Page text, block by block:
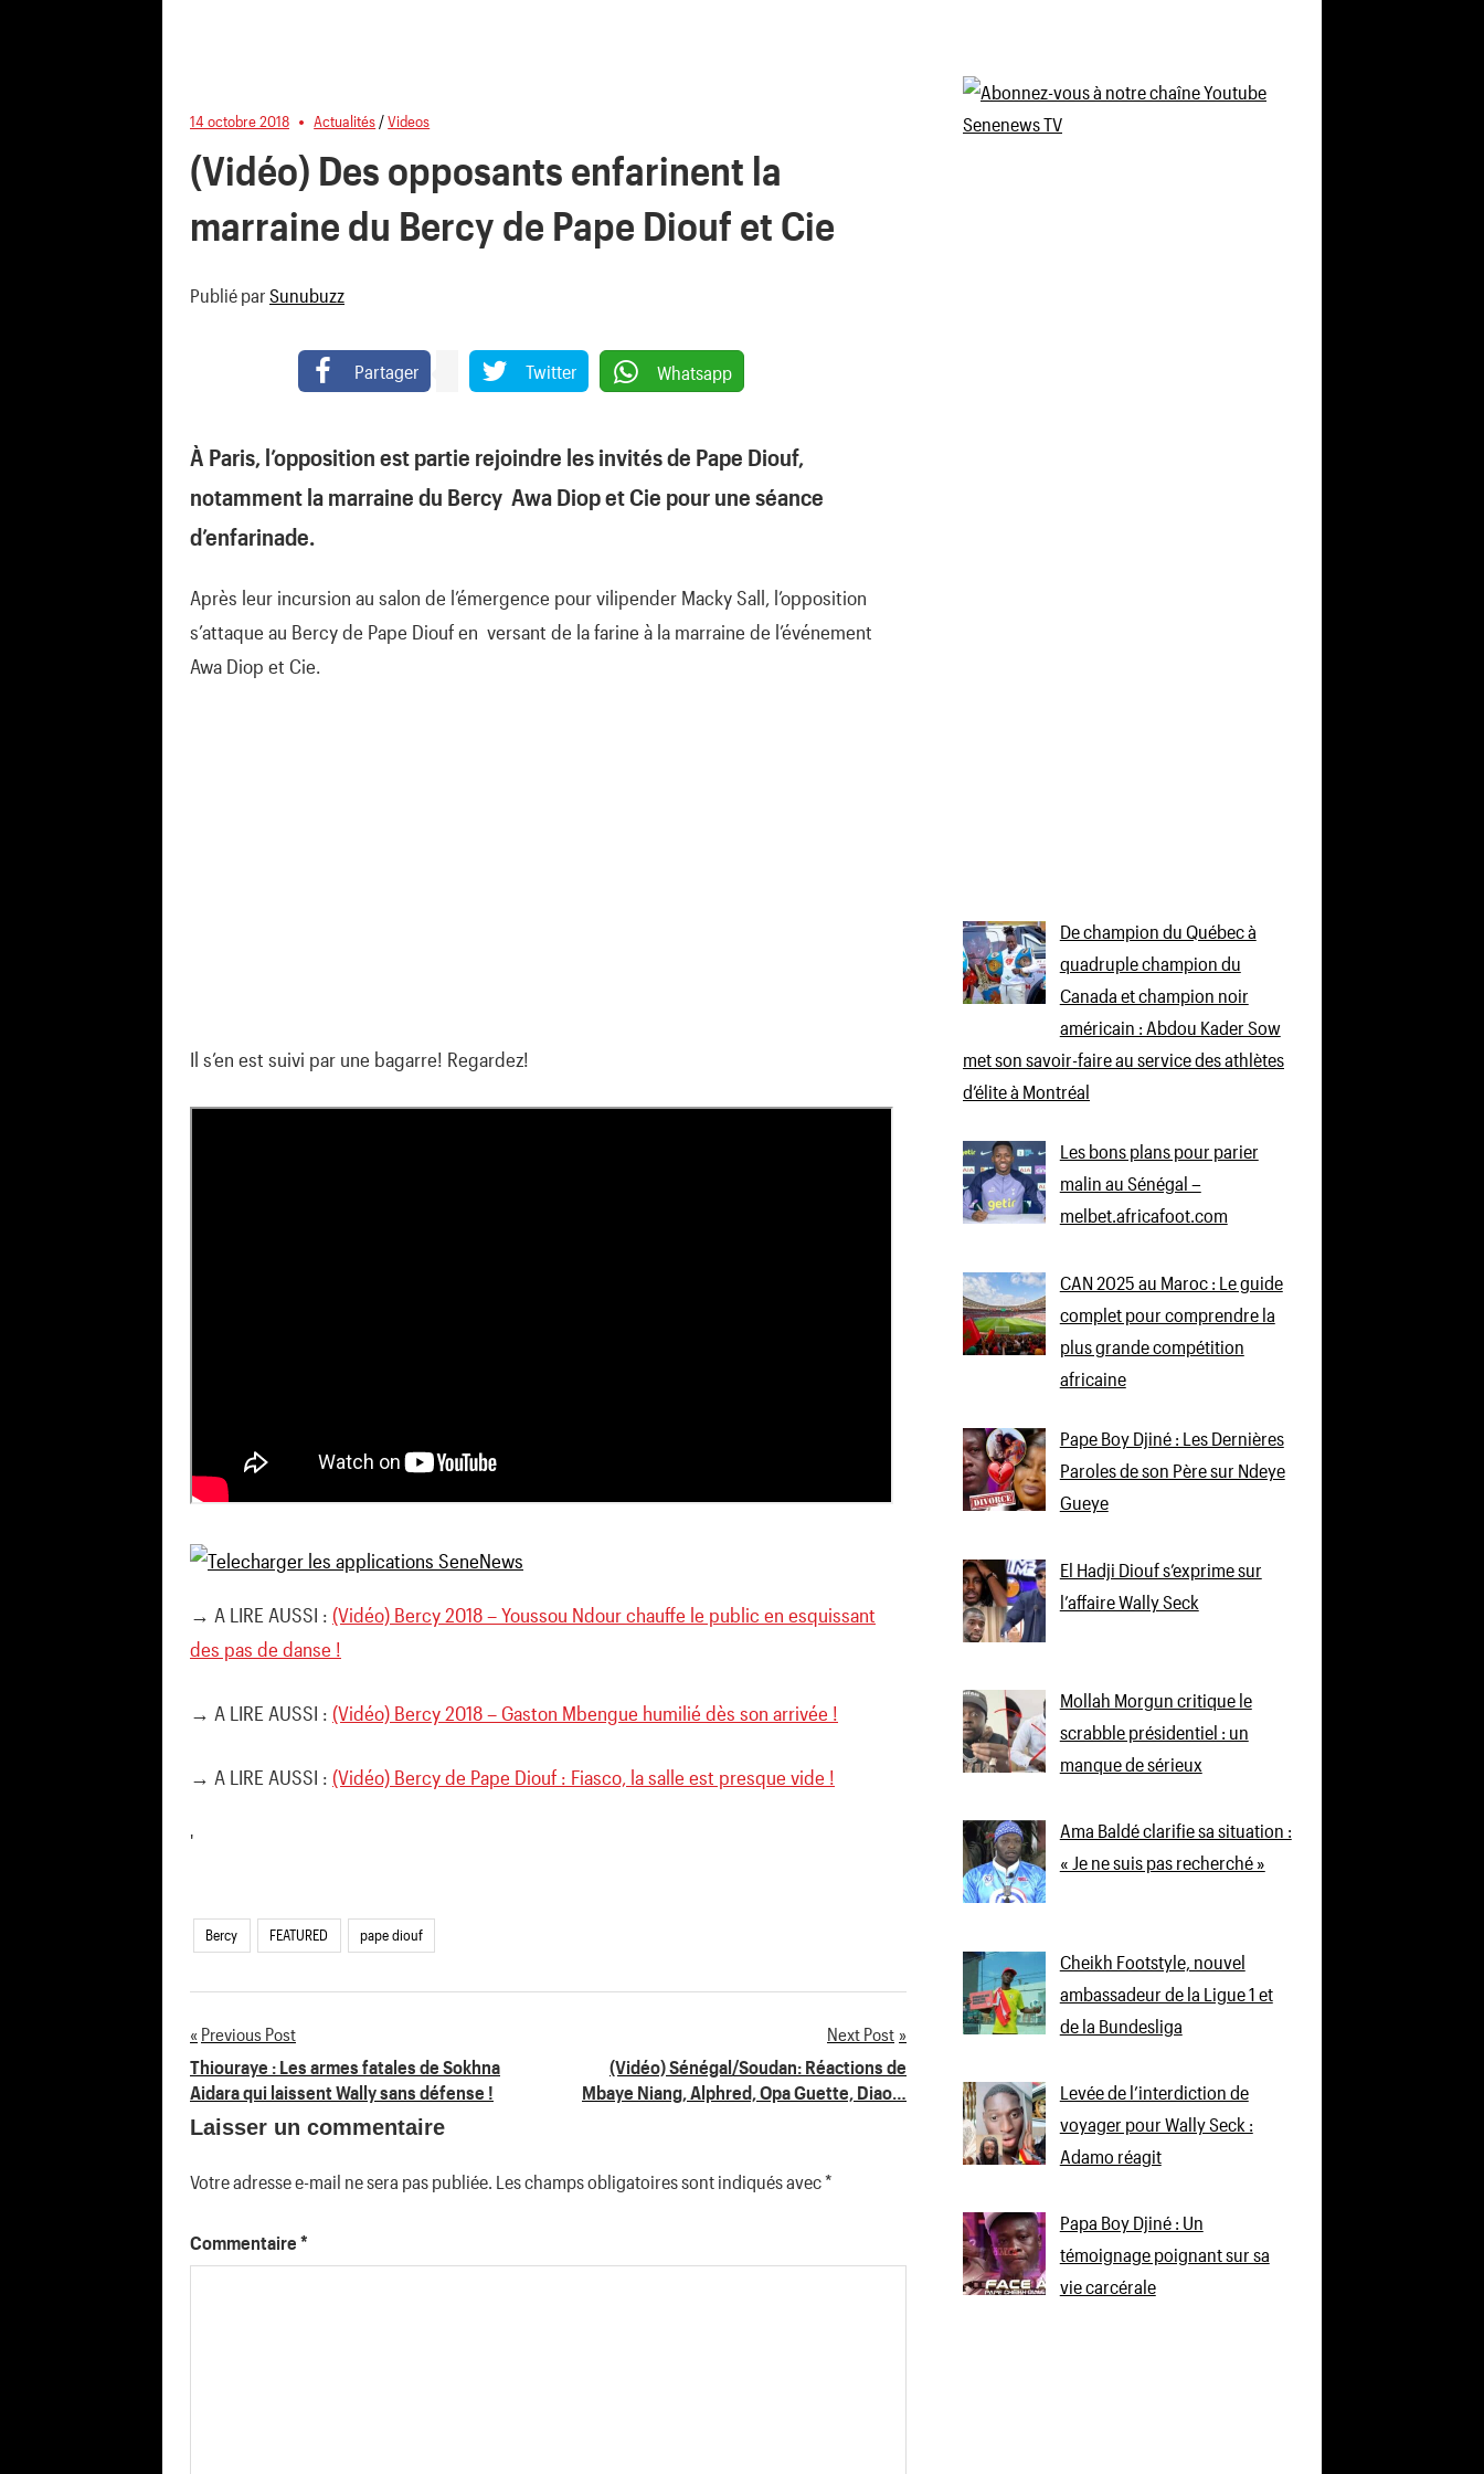
14 octobre 2018 Actualités /Videos
(Vidéo) Des opposants enfarinent la
marraine du Bercy de Pape Diouf et Cie
Publié par Sunubuzz
Partager Twitter Whatsapp
À Paris, l’opposition est partie rejoindre les invités de Pape Diouf,
notamment la marraine du Bercy Awa Diop et Cie pour une séance
d’enfarinade.
Après leur incursion au salon de l’émergence pour vilipender Macky Sall, l’opposition
s’attaque au Bercy de Pape Diouf en versant de la farine à la marraine de l’événement
Awa Diop et Cie.
Il s’en est suivi par une bagarre! Regardez!
→ A LIRE AUSSI : (Vidéo) Bercy 2018 – Youssou Ndour chauffe le public en esquissant
des pas de danse !
→ A LIRE AUSSI : (Vidéo) Bercy 2018 – Gaston Mbengue humilié dès son arrivée !
→ A LIRE AUSSI : (Vidéo) Bercy de Pape Diouf : Fiasco, la salle est presque vide !
'
Bercy FEATURED pape diouf
Navigation
de
Previous Post
Thiouraye : Les armes fatales de Sokhna
Aidara qui laissent Wally sans défense !
Next Post
(Vidéo) Sénégal/Soudan: Réactions de
Mbaye Niang, Alphred, Opa Guette, Diao…
Laisser un commentaire
Votre adresse e-mail ne sera pas publiée. Les champs obligatoires sont indiqués avec*
Commentaire *
De champion du Québec à
quadruple champion du
Canada et champion noir
américain : Abdou Kader Sow
met son savoir-faire au service des athlètes
d’élite à Montréal
Les bons plans pour parier
malin au Sénégal –
melbet.africafoot.com
CAN 2025 au Maroc : Le guide
complet pour comprendre la
plus grande compétition
africaine
Pape Boy Djiné : Les Dernières
Paroles de son Père sur Ndeye
Gueye
El Hadji Diouf s’exprime sur
l’affaire Wally Seck
Mollah Morgun critique le
scrabble présidentiel : un
manque de sérieux
Ama Baldé clarifie sa situation :
« Je ne suis pas recherché »
Cheikh Footstyle, nouvel
ambassadeur de la Ligue 1 et
de la Bundesliga
Levée de l’interdiction de
voyager pour Wally Seck :
Adamo réagit
Papa Boy Djiné : Un
témoignage poignant sur sa
vie carcérale